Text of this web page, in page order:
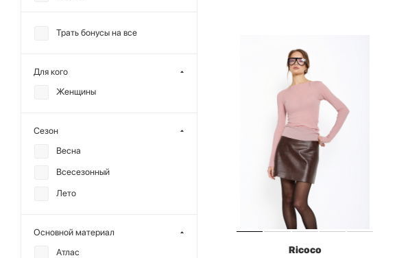
Ricoco
ANMUSE
AKHMADULLINA
MIARTLAND
MUTED
REFERT
Трать бонусы на все
Для кого
Женщины
Сезон
Весна
Всесезонный
Лето
Основной материал
Атлас